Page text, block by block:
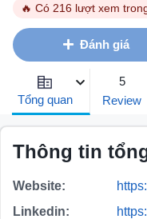
🔥 Có 216 lượt xem
Đánh giá
Tổng quan
5
Review
Thông tin
Website:
Linkedin: